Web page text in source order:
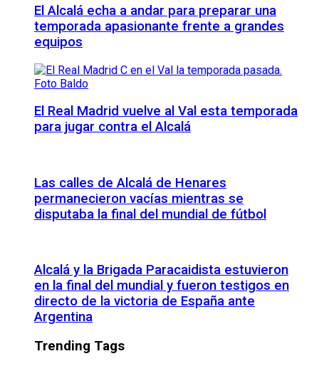
El Alcalá echa a andar para preparar una
temporada apasionante frente a grandes
equipos
El Real Madrid vuelve al Val esta temporada
para jugar contra el Alcalá
Las calles de Alcalá de Henares
permanecieron vacías mientras se
disputaba la final del mundial de fútbol
Alcalá y la Brigada Paracaidista estuvieron
en la final del mundial y fueron testigos en
directo de la victoria de España ante
Argentina
Trending Tags